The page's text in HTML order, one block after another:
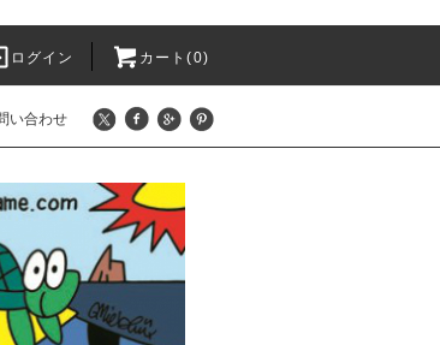
ログイン カート(0)
い合わせ